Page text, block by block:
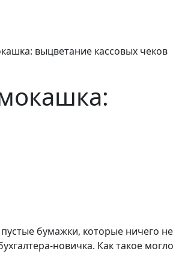
выцветание кассовых чеков
бумажки, которые ничего не
новичка. Как такое могло